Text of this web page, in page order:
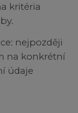
kritéria
nejpozději
na konkrétní
údaje